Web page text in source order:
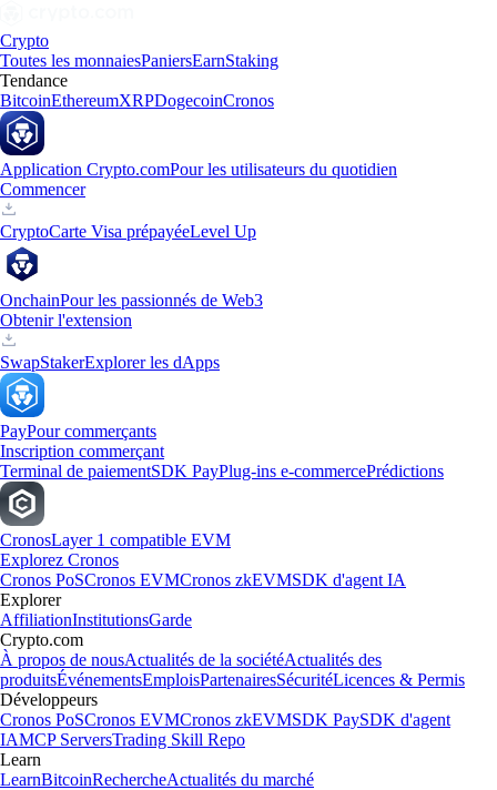
Crypto
Toutes les monnaiesPaniersEarnStaking
Tendance
BitcoinEthereumXRPDogecoinCronos
Application Crypto.comPour les utilisateurs du quotidien
Commencer
CryptoCarte Visa prépayéeLevel Up
OnchainPour les passionnés de Web3
Obtenir l'extension
SwapStakerExplorer les dApps
PayPour commerçants
Inscription commerçant
Terminal de paiementSDK PayPlug-ins e-commercePrédictions
CronosLayer 1 compatible EVM
Explorez Cronos
Cronos PoSCronos EVMCronos zkEVMSDK d'agent IA
Explorer
AffiliationInstitutionsGarde
Crypto.com
À propos de nousActualités de la sociétéActualités des
produitsÉvénementsEmploisPartenairesSécuritéLicences & Permis
Développeurs
Cronos PoSCronos EVMCronos zkEVMSDK PaySDK d'agent
IAMCP ServersTrading Skill Repo
Learn
LearnBitcoinRechercheActualités du marché